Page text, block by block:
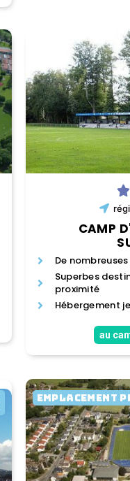
CAMP
De
Superbes
proximité
Hébergement
au
EMPLACEMENT